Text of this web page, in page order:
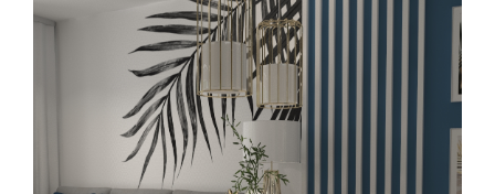
Mieszkanie 70m2